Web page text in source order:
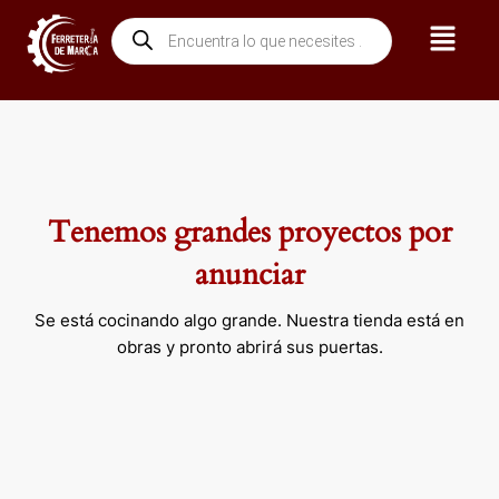
contenido
Búsqueda
de
productos
Menú
Tenemos grandes proyectos por
anunciar
Se está cocinando algo grande. Nuestra tienda está en
obras y pronto abrirá sus puertas.